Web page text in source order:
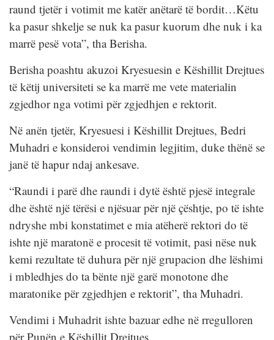
raund tjetër i votimit me katër anëtarë të bordit…Këtu
ka pasur shkelje se nuk ka pasur kuorum dhe nuk i ka
marrë pesë vota”, tha Berisha.
Berisha poashtu akuzoi Kryesuesin e Këshillit Drejtues
të këtij universiteti se ka marrë me vete materialin
zgjedhor nga votimi për zgjedhjen e rektorit.
Në anën tjetër, Kryesuesi i Këshillit Drejtues, Bedri
Muhadri e konsideroi vendimin legjitim, duke thënë se
janë të hapur ndaj ankesave.
“Raundi i parë dhe raundi i dytë është pjesë integrale
dhe është një tërësi e njësuar për një çështje, po të ishte
ndryshe mbi konstatimet e mia atëherë rektori do të
ishte një maratonë e procesit të votimit, pasi nëse nuk
kemi rezultate të duhura për një grupacion dhe lëshimi
i mbledhjes do ta bënte një garë monotone dhe
maratonike për zgjedhjen e rektorit”, tha Muhadri.
Vendimi i Muhadrit ishte bazuar edhe në rregulloren
për Punën e Këshillit Drejtues.